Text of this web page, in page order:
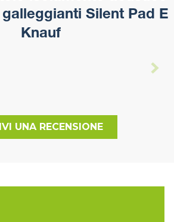
Silent Pad E
Knauf
UNA RECENSIONE